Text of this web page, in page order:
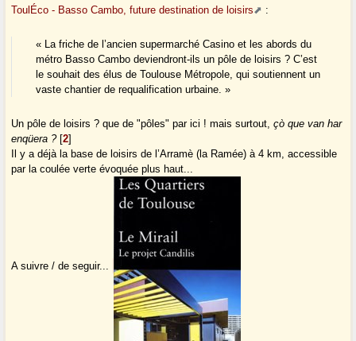
ToulÉco - Basso Cambo, future destination de loisirs :
« La friche de l’ancien supermarché Casino et les abords du
métro Basso Cambo deviendront-ils un pôle de loisirs ? C’est
le souhait des élus de Toulouse Métropole, qui soutiennent un
vaste chantier de requalification urbaine. »
Un pôle de loisirs ? que de "pôles" par ici ! mais surtout,çò que van har
enqüera ?[2]
Il y a déjà la base de loisirs de l’Arramè (la Ramée) à 4 km, accessible
par la coulée verte évoquée plus haut...
A suivre / de seguir...